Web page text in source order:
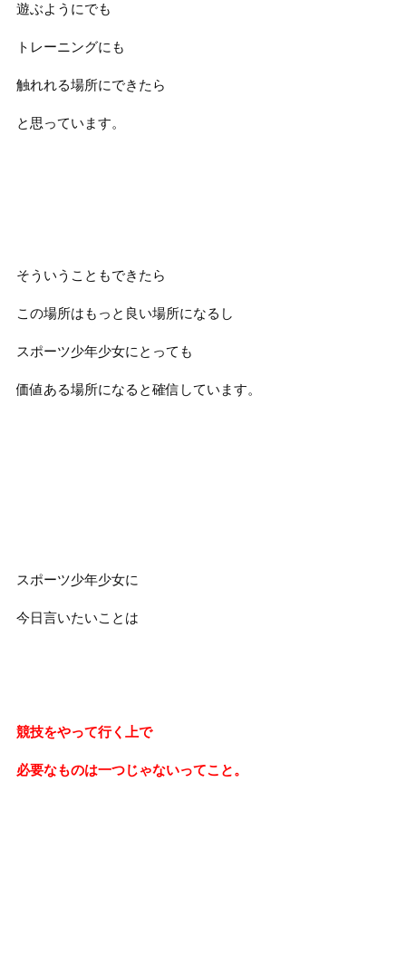
遊ぶようにでも
トレーニングにも
触れれる場所にできたら
と思っています。
そういうこともできたら
この場所はもっと良い場所になるし
スポーツ少年少女にとっても
価値ある場所になると確信しています。
スポーツ少年少女に
今日言いたいことは
競技をやって行く上で
必要なものは一つじゃないってこと。